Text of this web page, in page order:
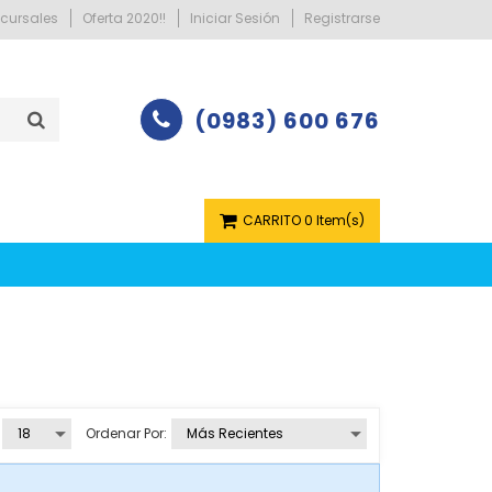
Oferta 2020!! Iniciar Sesión Registrarse
(0983) 600 676
CARRITO0 Item(s)
Ordenar Por: